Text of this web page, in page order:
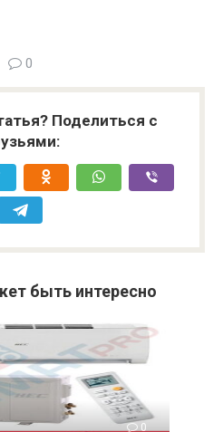
0
Поделиться с
быть интересно
0